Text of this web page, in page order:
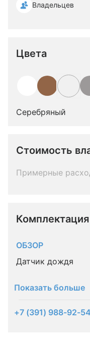
Владельцев
Цвета
Серебряный
Стоимость
Примерные
Комплектация
ОБЗОР
Датчик дождя
Показать больше
+7 (391) 988-92-54